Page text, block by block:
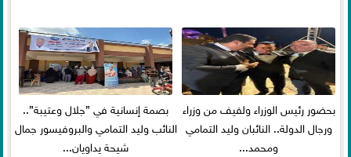
بحضور رئيس الوزراء ولفيف من وزراء
ورجال الدولة.. النائبان وليد التمامي
ومحمد...
بصمة إنسانية في ”جلال وعتيبة”..
النائب وليد التمامي والبروفيسور جمال
شيحة يداويان...